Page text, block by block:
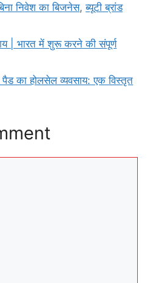
निवेश का बिजनेस,ब्यूटी ब्रांड
| भारत में शुरू करने की संपूर्ण
पैड का होलसेल व्यवसाय: एक विस्तृत